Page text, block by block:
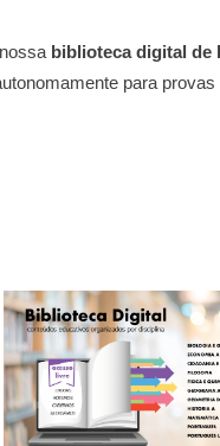
biblioteca digital de
para